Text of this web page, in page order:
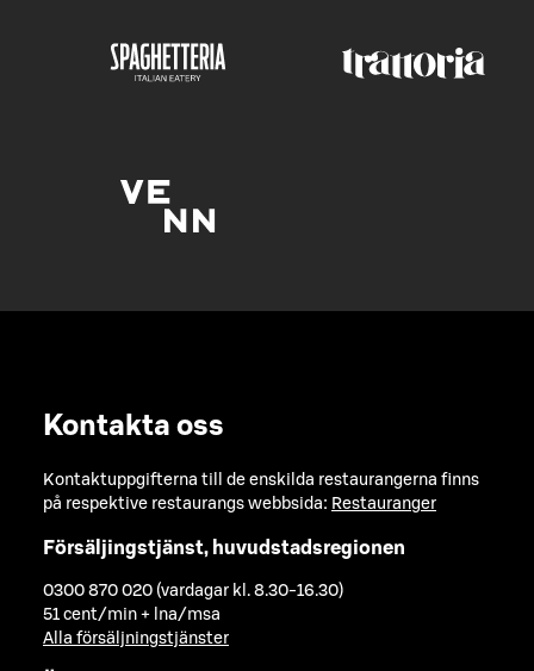
Kontakta oss
Kontaktuppgifterna till de enskilda restaurangerna finns
på respektive restaurangs webbsida: Restauranger
Försäljingstjänst, huvudstadsregionen
0300 870 020 (vardagar kl. 8.30-16.30)
51 cent/min + lna/msa
Alla försäljningstjänster